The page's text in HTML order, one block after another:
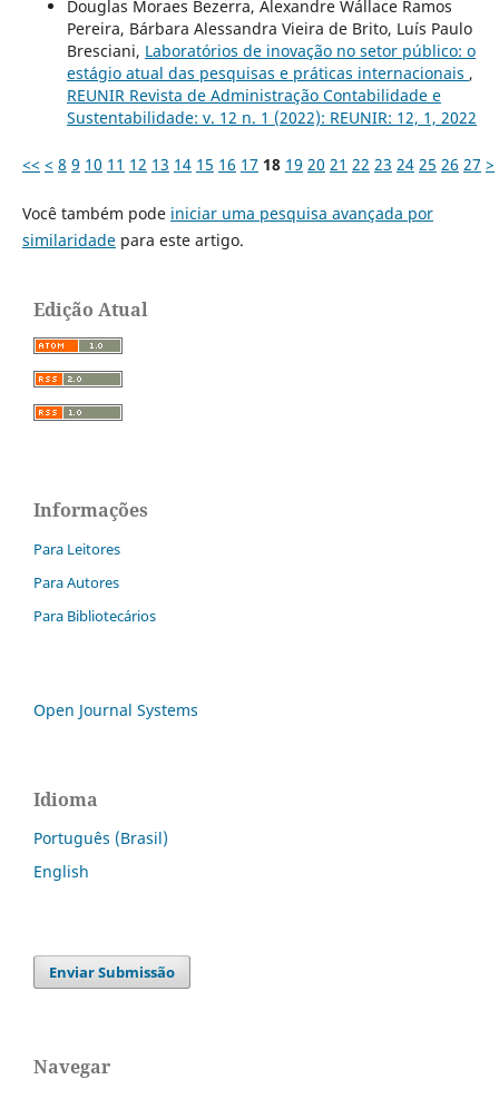
Douglas Moraes Bezerra, Alexandre Wállace Ramos
Pereira, Bárbara Alessandra Vieira de Brito, Luís Paulo
Bresciani, Laboratórios de inovação no setor público: o
estágio atual das pesquisas e práticas internacionais ,
REUNIR Revista de Administração Contabilidade e
Sustentabilidade: v. 12 n. 1 (2022): REUNIR: 12, 1, 2022
<< < 8 9 10 11 12 13 14 15 16 17 18 19 20 21 22 23 24 25 26 27 >
Você também pode iniciar uma pesquisa avançada por
similaridadepara este artigo.
Edição Atual
Informações
Para Leitores
Para Autores
Para Bibliotecários
Open Journal Systems
Idioma
Português (Brasil)
English
Enviar Submissão
Navegar